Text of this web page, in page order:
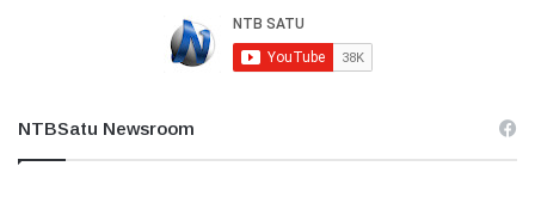
NTBSatu Newsroom